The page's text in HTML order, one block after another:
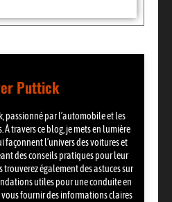
Puttick
passionné par l’automobile et les
travers ce blog, je mets en lumière
façonnent l’univers des voitures et
des conseils pratiques pour leur
également des astuces sur
utiles pour une conduite en
fournir des informations claires